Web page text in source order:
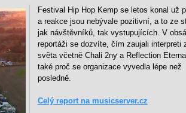
Festival Hip Hop Kemp se letos konal už
a reakce jsou nebývale pozitivní, a to ze
jak návštěvníků, tak vystupujících. V
reportáži se dozvíte, čím zaujali interpreti
světa včetně Chali 2ny a Reflection
také proč se organizace vyvedla lépe než
posledně.
Celý report na musicserver.cz